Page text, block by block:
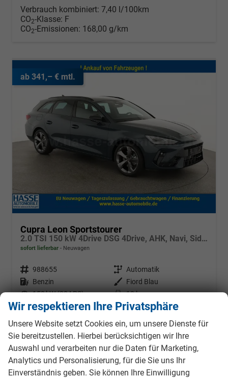
Verbrauch kombiniert: 7,40 l/100km
CO2-Klasse: F
CO2-Emissionen: 168,00 g/km
ab 341,– € mtl.
Cupra Leon Sportstourer
2.0 TSI 150 kW 4Drive DSG 4Drive, AHK, Navi, Side, Matrix, el. Klappe, 18-Zoll, 5 J.-Garantie
sofort lieferbar Neuwagen
Fahrzeugnr. 988655 Getriebe Automatik
Kraftstoff Benzin Außenfarbe
Fiord Blau
Leistung 150 kW (204 PS) Kilometerstand 10 km
38.495,– €
incl. 19% MwSt.
Verbrauch kombiniert:7,40 l/100km
CO2-Klasse: F
CO 2 -Emissionen: 169,00 g/km
Wir respektieren Ihre Privatsphäre
Unsere Website setzt Cookies ein, um unsere Dienste für
Sie bereitzustellen. Hierbei berücksichtigen wir Ihre
Auswahl und verarbeiten nur die Daten für Marketing,
Analytics und Personalisierung, für die Sie uns Ihr
Einverständnis geben. Sie können Ihre Einwilligung